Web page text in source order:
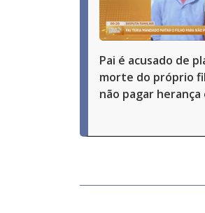
Pai é acusado de
morte do próprio
não pagar herança